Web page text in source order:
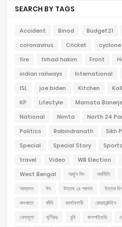
SEARCH BY TAGS
Accident Binod Budget21
coronavirus
Cricket
fire
firhad hakim Front
indian railways
International
ISL
joe biden Kitchen
KP
Lifestyle Mamata
National
Nimta North 24
Politics
Rabindranath
Sikh
Special
Special Story Sports
travel
Video WB Election
West Bengal
অর্জুন সিং অর্থনীতি
আম্ফান
ঈদ উত্তর ২৪ পরগনা উত্তর
কলকাতা
কাঁথি কালবৈশাখী কোয়ারেন্টাইন
খেলাধুলা
ঘূর্ণিঝড় চুরি জলপাইগুড়ি